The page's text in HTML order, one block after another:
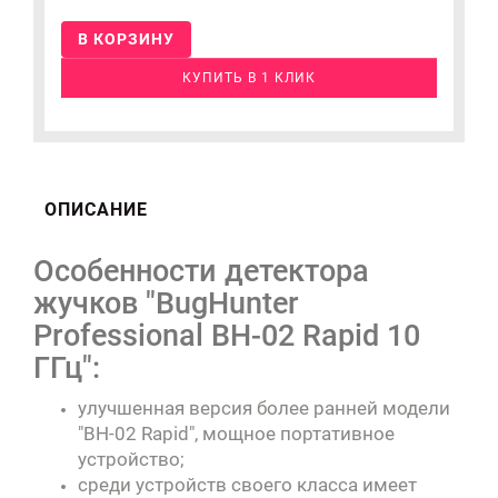
В КОРЗИНУ
КУПИТЬ В 1 КЛИК
ОПИСАНИЕ
Особенности детектора
жучков "BugHunter
Professional BH-02 Rapid 10
ГГц":
улучшенная версия более ранней модели
"BH-02 Rapid", мощное портативное
устройство;
среди устройств своего класса имеет